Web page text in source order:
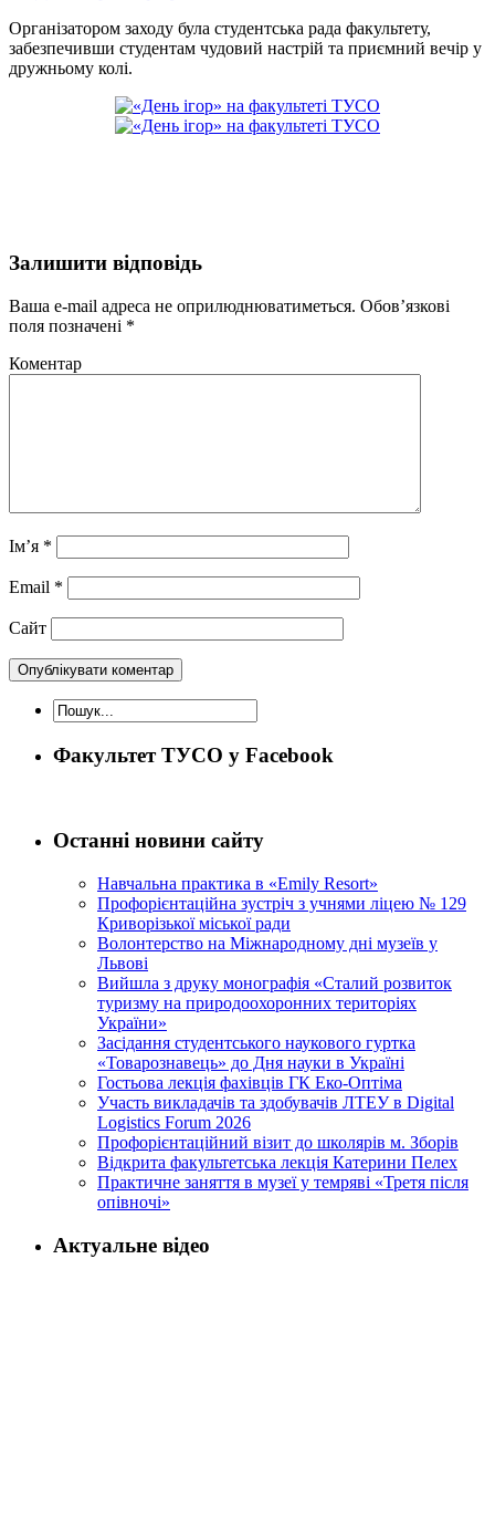
Організатором заходу була студентська рада факультету,
забезпечивши студентам чудовий настрій та приємний вечір у
дружньому колі.
Залишити відповідь
Ваша e-mail адреса не оприлюднюватиметься. Обов’язкові
поля позначені *
Коментар
Ім’я *
Email *
Сайт
Факультет ТУСО у Facebook
Останні новини сайту
Навчальна практика в «Emily Resort»
Профорієнтаційна зустріч з учнями ліцею № 129
Криворізької міської ради
Волонтерство на Міжнародному дні музеїв у
Львові
Вийшла з друку монографія «Сталий розвиток
туризму на природоохоронних територіях
України»
Засідання студентського наукового гуртка
«Товарознавець» до Дня науки в Україні
Гостьова лекція фахівців ГК Еко-Оптіма
Участь викладачів та здобувачів ЛТЕУ в Digital
Logistics Forum 2026
Профорієнтаційний візит до школярів м. Зборів
Відкрита факультетська лекція Катерини Пелех
Практичне заняття в музеї у темряві «Третя після
опівночі»
Актуальне відео